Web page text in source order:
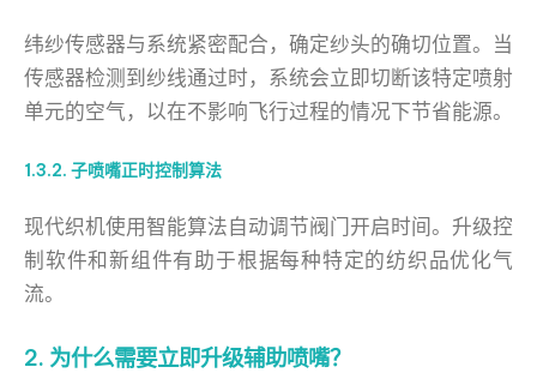
纬纱传感器与系统紧密配合，确定纱头的确切位置。当
传感器检测到纱线通过时，系统会立即切断该特定喷射
单元的空气，以在不影响飞行过程的情况下节省能源。
1.3.2. 子喷嘴正时控制算法
现代织机使用智能算法自动调节阀门开启时间。升级控
制软件和新组件有助于根据每种特定的纺织品优化气
流。
2. 为什么需要立即升级辅助喷嘴？